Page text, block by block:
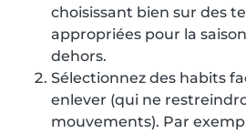
choisissant bien sur des
appropriées pour la
dehors.
Sélectionnez des habits
enlever (qui ne
mouvements). Par